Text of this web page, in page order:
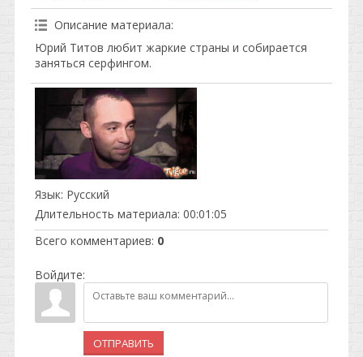
Описание материала:
Юрий Титов любит жаркие страны и собирается
заняться серфингом.
Язык: Русский
Длительность материала: 00:01:05
Всего комментариев: 0
Войдите:
ОТПРАВИТЬ